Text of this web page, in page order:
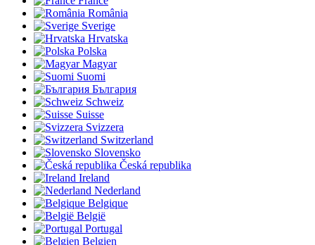
România
Sverige
Hrvatska
Polska
Magyar
Suomi
България
Schweiz
Suisse
Svizzera
Switzerland
Slovensko
Česká republika
Ireland
Nederland
Belgique
België
Portugal
Belgien